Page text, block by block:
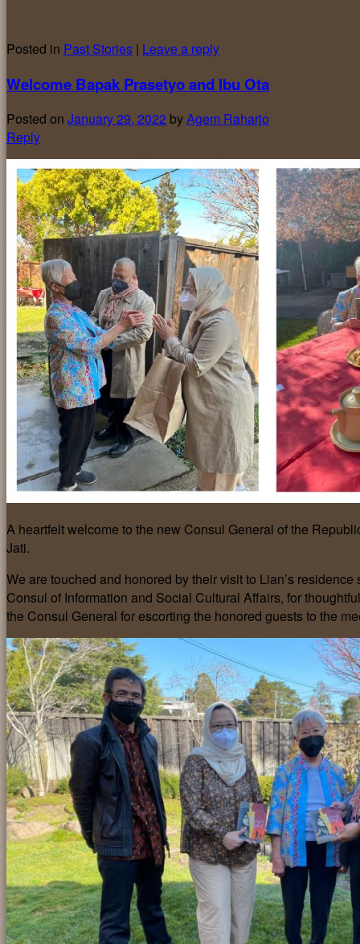
Posted in Past Stories | Leave a reply
Welcome Bapak Prasetyo and Ibu Ota
Posted on January 29, 2022 byAgem Raharjo
Reply
A heartfelt welcome to the new Consul General of the
Jati.
We are touched and honored by their visit to Lian’s
Consul of Information and Social Cultural Affairs, for
the Consul General for escorting the honored guests to the